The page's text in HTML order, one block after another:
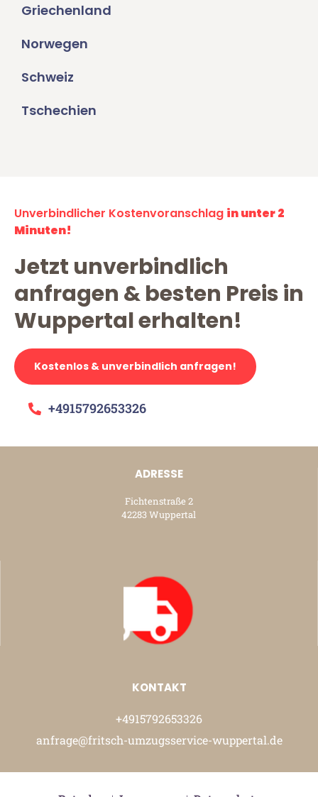
Griechenland
Norwegen
Schweiz
Tschechien
Unverbindlicher Kostenvoranschlag in unter 2
Minuten!
Jetzt unverbindlich
anfragen & besten Preis in
Wuppertal erhalten!
Kostenlos & unverbindlich anfragen!
+4915792653326
ADRESSE
Fichtenstraße 2
42283 Wuppertal
KONTAKT
+4915792653326
anfrage@fritsch-umzugsservice-wuppertal.de